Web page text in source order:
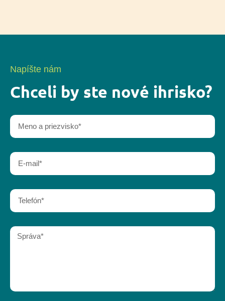
Napíšte nám
Chceli by ste nové ihrisko?